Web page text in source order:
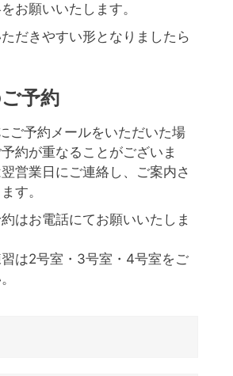
お願いいたします。
だきやすい形となりましたら
予約
ご予約メールをいただいた場
約が重なることがございま
営業日にご連絡し、ご案内さ
す。
約はお電話にてお願いいたしま
習は2号室・3号室・4号室をご